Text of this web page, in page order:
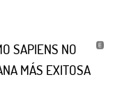
SAPIENS NO
MÁS EXITOSA